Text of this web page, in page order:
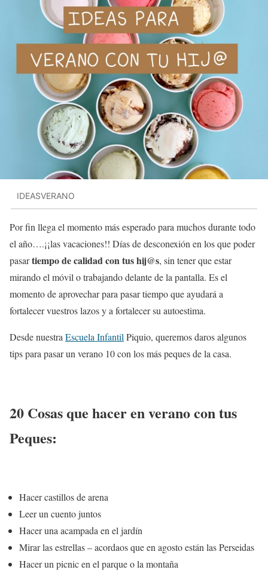
IDEASVERANO
Por fin llega el momento más esperado para muchos durante todo
el año….¡¡las vacaciones!! Días de desconexión en los que poder
pasartiempo de calidad con tus hij@s, sin tener que estar
mirando el móvil o trabajando delante de la pantalla. Es el
momento de aprovechar para pasar tiempo que ayudará a
fortalecer vuestros lazos y a fortalecer su autoestima.
Desde nuestra Escuela Infantil Piquio, queremos daros algunos
tips para pasar un verano 10 con los más peques de la casa.
20 Cosas que hacer en verano con tus
Peques:
Hacer castillos de arena
Leer un cuento juntos
Hacer una acampada en el jardín
Mirar las estrellas – acordaos que en agosto están las Perseidas
Hacer un picnic en el parque o la montaña